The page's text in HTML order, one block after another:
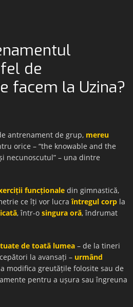
de
facem la Uzina?
antrenament de grup, mereu
orice – “the knowable and the
necunoscutul” – una dintre
funcționale din gimnastică,
ce îți vor lucra întregul corp la
, într-o singura oră, îndrumat
de toată lumea – de la tineri
la avansați – urmând
modifica greutățile folosite sau de
pentru a ușura sau îngreuna